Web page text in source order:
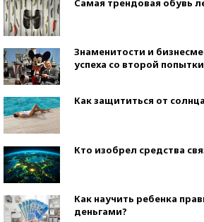
Самая трендовая обувь
Знаменитости и
успеха со второй попытки
Как защититься от
Кто изобрел средства
Как научить ребенка
деньгами?